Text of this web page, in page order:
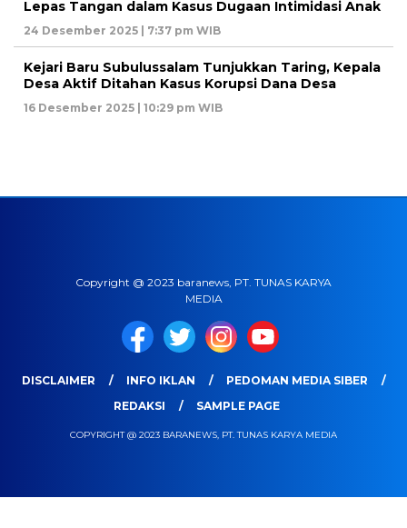
Lepas Tangan dalam Kasus Dugaan Intimidasi Anak
24 Desember 2025 | 7:37 pm WIB
Kejari Baru Subulussalam Tunjukkan Taring, Kepala
Desa Aktif Ditahan Kasus Korupsi Dana Desa
16 Desember 2025 | 10:29 pm WIB
Copyright @ 2023 baranews, PT. TUNAS KARYA
MEDIA
DISCLAIMER INFO IKLAN
PEDOMAN MEDIA SIBER
REDAKSI
SAMPLE PAGE
COPYRIGHT @ 2023 BARANEWS, PT. TUNAS KARYA MEDIA